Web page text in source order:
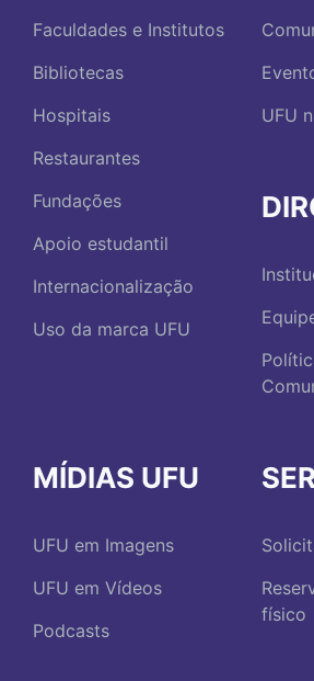
Faculdades e Institutos
Bibliotecas
Hospitais
Restaurantes
Fundações
Apoio estudantil
Internacionalização
Uso da marca UFU
UFU
MÍDIAS UFU
UFU em Imagens
UFU em Vídeos
Podcasts
físico